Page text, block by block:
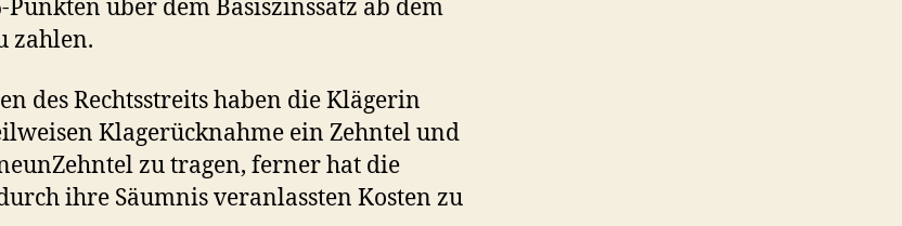
Punkten über dem Basiszinssatz ab dem
zahlen.
des Rechtsstreits haben die Klägerin
Klagerücknahme ein Zehntel und
zu tragen, ferner hat die
ihre Säumnis veranlassten Kosten zu